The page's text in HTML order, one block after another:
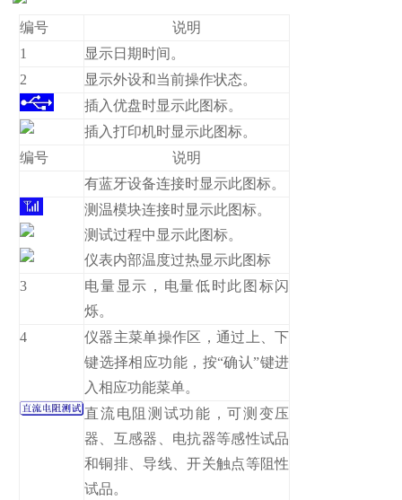
编号
说明
1
显示日期时间。
2
显示外设和当前操作状态。
插入优盘时显示此图标。
插入打印机时显示此图标。
编号
说明
有蓝牙设备连接时显示此图标。
测温模块连接时显示此图标。
测试过程中显示此图标。
仪表内部温度过热显示此图标
3
电量显示，电量低时此图标闪
烁。
4
仪器主菜单操作区，通过上、下
键选择相应功能，按“确认”键进
入相应功能菜单。
直流电阻测试功能，可测变压
器、互感器、电抗器等感性试品
和铜排、导线、开关触点等阻性
试品。